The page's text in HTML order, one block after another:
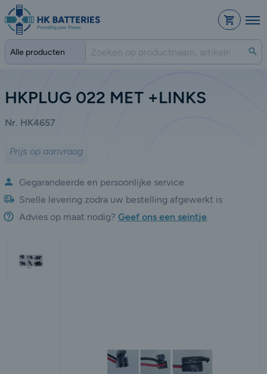
HKPLUG 022 MET +LINKS
Nr. HK4657
Prijs op aanvraag
Gegarandeerde en persoonlijke service
Snelle levering zodra uw bestelling afgewerkt is
Advies op maat nodig? Geef ons een seintje.